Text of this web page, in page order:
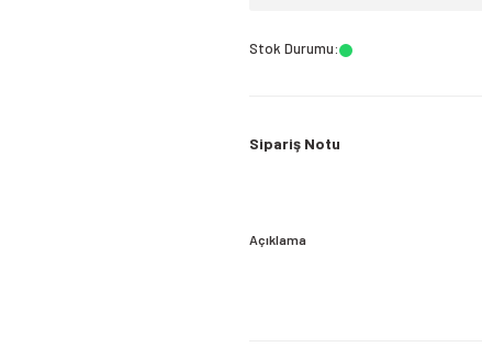
Stok Durumu:
Sipariş Notu
Açıklama